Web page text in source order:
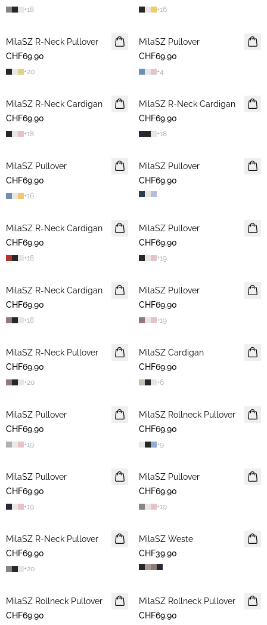
+18 +16
2 FOR 120 CHF
MilaSZ R-Neck Pullover
CHF69.90
+20
NEUHEIT
2 FOR 120 CHF
MilaSZ Pullover
CHF69.90
+4
2 FOR 120 CHF
MilaSZ R-Neck Cardigan
CHF69.90
+18
2 FOR 120 CHF
MilaSZ R-Neck Cardigan
CHF69.90
+18
NEUHEIT
2 FOR 120 CHF
MilaSZ Pullover
CHF69.90
+16
2 FOR 120 CHF
MilaSZ Pullover
CHF69.90
NEUHEIT
2 FOR 120 CHF
MilaSZ R-Neck Cardigan
CHF69.90
+18
2 FOR 120 CHF
MilaSZ Pullover
CHF69.90
+19
2 FOR 120 CHF
MilaSZ R-Neck Cardigan
CHF69.90
+18
2 FOR 120 CHF
MilaSZ Pullover
CHF69.90
+19
2 FOR 120 CHF
MilaSZ R-Neck Pullover
CHF69.90
+20
2 FOR 120 CHF
MilaSZ Cardigan
CHF69.90
+6
2 FOR 120 CHF
MilaSZ Pullover
CHF69.90
+19
2 FOR 120 CHF
MilaSZ Rollneck Pullover
CHF69.90
+9
2 FOR 120 CHF
MilaSZ Pullover
CHF69.90
+19
2 FOR 120 CHF
MilaSZ Pullover
CHF69.90
+19
2 FOR 120 CHF
MilaSZ R-Neck Pullover
CHF69.90
+20
MilaSZ Weste
CHF39.90
2 FOR 120 CHF
MilaSZ Rollneck Pullover
CHF69.90
2 FOR 120 CHF
MilaSZ Rollneck Pullover
CHF69.90